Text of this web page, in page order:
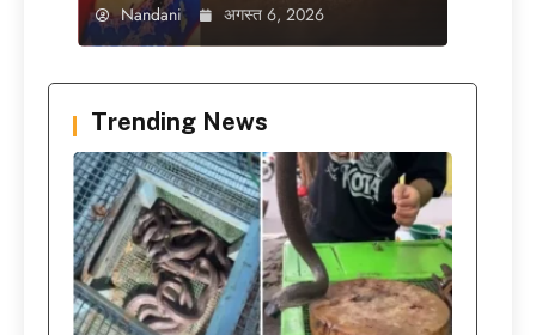
Nandani अगस्त 6, 2026
Trending News